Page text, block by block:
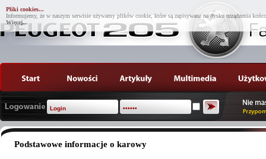
Pliki cookies...
Informujemy, że w naszym serwisie używamy plików cookie, które są zapisywane na dysku urządzenia
Więcej...
Podstawowe informacje o karowy